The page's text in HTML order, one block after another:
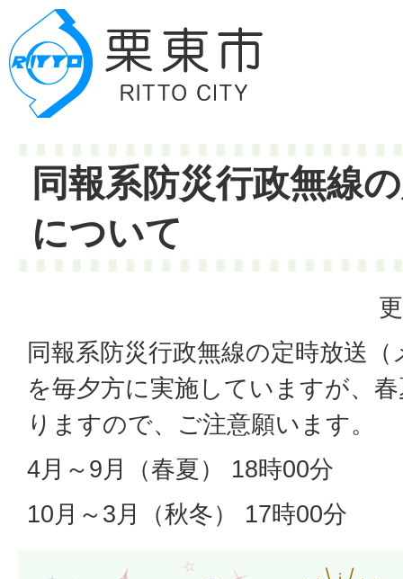
同報系防災行政無線
について
同報系防災行政無線の定時放送
を毎夕方に実施していますが、
りますので、ご注意願います。
4月～9月（春夏） 18時00分
10月～3月（秋冬） 17時00分